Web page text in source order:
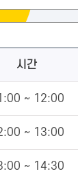
시간
~ 12:00
~ 13:00
~ 14:30